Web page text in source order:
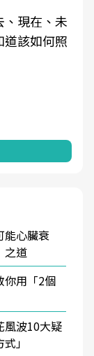
、現在、未
道該如何照
能心臟衰
之道
你用「2個
風波10大疑
」